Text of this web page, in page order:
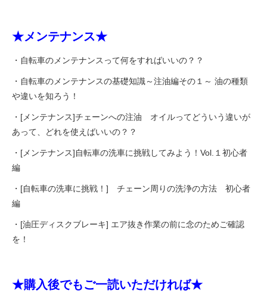
★メンテナンス★
・自転車のメンテナンスって何をすればいいの？？
・自転車のメンテナンスの基礎知識～注油編その１～ 油の種類
や違いを知ろう！
・[メンテナンス]チェーンへの注油 オイルってどういう違いが
あって、どれを使えばいいの？？
・[メンテナンス]自転車の洗車に挑戦してみよう！Vol.１初心者
編
・[自転車の洗車に挑戦！] チェーン周りの洗浄の方法 初心者
編
・[油圧ディスクブレーキ] エア抜き作業の前に念のためご確認
を！
★購入後でもご一読いただければ★